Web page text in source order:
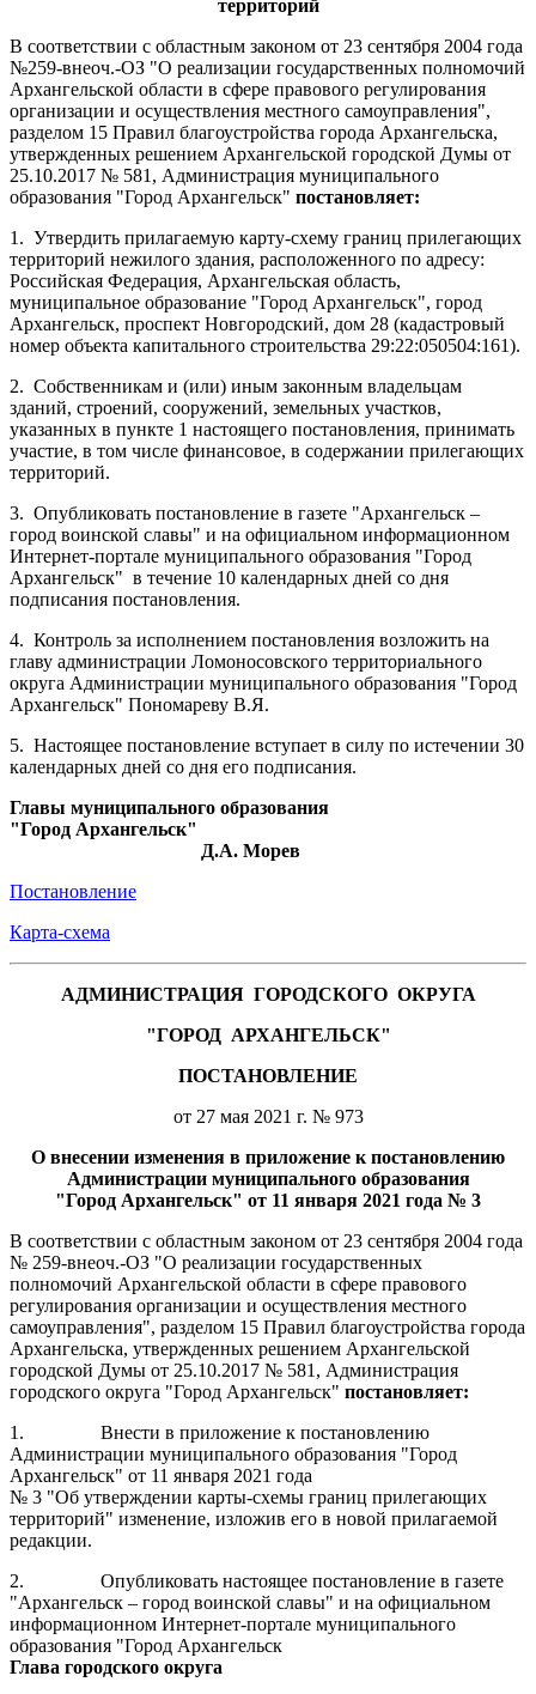
территорий
В соответствии с областным законом от 23 сентября 2004 года
№259-внеоч.-ОЗ "О реализации государственных полномочий
Архангельской области в сфере правового регулирования
организации и осуществления местного самоуправления",
разделом 15 Правил благоустройства города Архангельска,
утвержденных решением Архангельской городской Думы от
25.10.2017 № 581, Администрация муниципального
образования "Город Архангельск" постановляет:
1. Утвердить прилагаемую карту-схему границ прилегающих
территорий нежилого здания, расположенного по адресу:
Российская Федерация, Архангельская область,
муниципальное образование "Город Архангельск", город
Архангельск, проспект Новгородский, дом 28 (кадастровый
номер объекта капитального строительства 29:22:050504:161).
2. Собственникам и (или) иным законным владельцам
зданий, строений, сооружений, земельных участков,
указанных в пункте 1 настоящего постановления, принимать
участие, в том числе финансовое, в содержании прилегающих
территорий.
3. Опубликовать постановление в газете "Архангельск –
город воинской славы" и на официальном информационном
Интернет-портале муниципального образования "Город
Архангельск" в течение 10 календарных дней со дня
подписания постановления.
4. Контроль за исполнением постановления возложить на
главу администрации Ломоносовского территориального
округа Администрации муниципального образования "Город
Архангельск" Пономареву В.Я.
5. Настоящее постановление вступает в силу по истечении 30
календарных дней со дня его подписания.
Главы муниципального образования
"Город Архангельск"
Д.А. Морев
Постановление
Карта-схема
АДМИНИСТРАЦИЯ ГОРОДСКОГО ОКРУГА
"ГОРОД АРХАНГЕЛЬСК"
ПОСТАНОВЛЕНИЕ
от 27 мая 2021 г. № 973
О внесении изменения в приложение к постановлению
Администрации муниципального образования
"Город Архангельск" от 11 января 2021 года № 3
В соответствии с областным законом от 23 сентября 2004 года
№ 259-внеоч.-ОЗ "О реализации государственных
полномочий Архангельской области в сфере правового
регулирования организации и осуществления местного
самоуправления", разделом 15 Правил благоустройства города
Архангельска, утвержденных решением Архангельской
городской Думы от 25.10.2017 № 581, Администрация
городского округа "Город Архангельск" постановляет:
1.
Внести в приложение к постановлению
Администрации муниципального образования "Город
Архангельск" от 11 января 2021 года
№ 3 "Об утверждении карты-схемы границ прилегающих
территорий" изменение, изложив его в новой прилагаемой
редакции.
2.
Опубликовать настоящее постановление в газете
"Архангельск – город воинской славы" и на официальном
информационном Интернет-портале муниципального
образования "Город Архангельск
Глава городского округа